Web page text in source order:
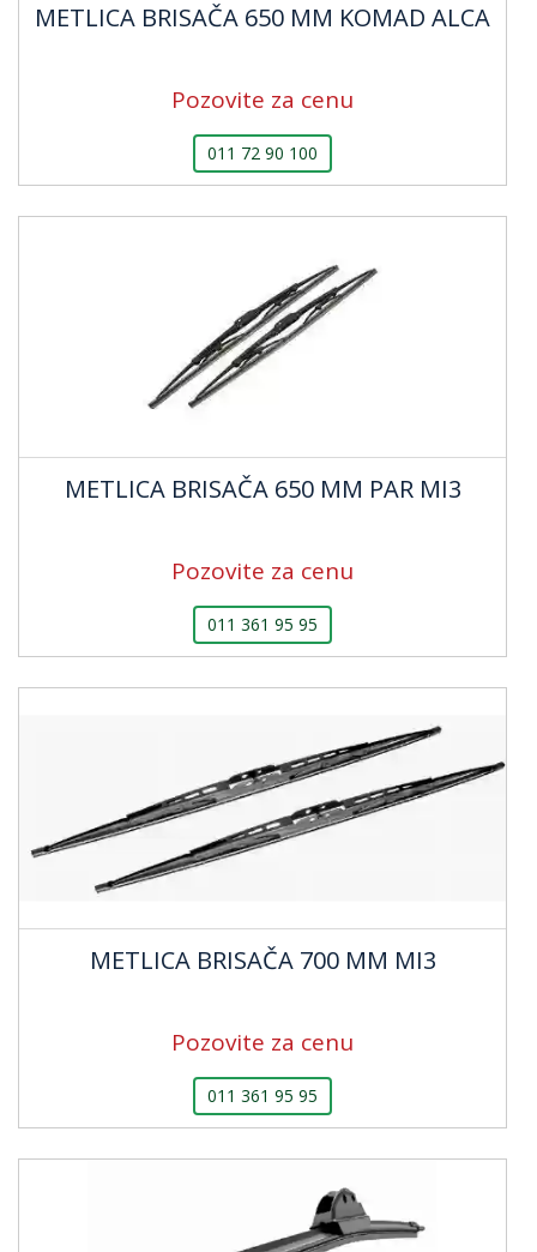
METLICA BRISAČA 650 MM KOMAD ALCA
Pozovite za cenu
011 72 90 100
METLICA BRISAČA 650 MM PAR MI3
Pozovite za cenu
011 361 95 95
METLICA BRISAČA 700 MM MI3
Pozovite za cenu
011 361 95 95